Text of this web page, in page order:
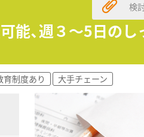
りました。
能、週３～5日のし
検
育制度あり 大手チェーン